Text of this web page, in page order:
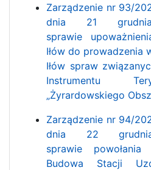
Zarządzenie nr 93/
dnia 21
sprawie
Iłów do prowadzenia
Iłów spraw
Instrumentu
„Żyrardowskiego
Zarządzenie nr 94/
dnia 22
sprawie
Budowa Stacji